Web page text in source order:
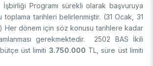
Funds
Programs
Collaborations
Programs
Programs
Programmes
Degree
Programı sürekli olarak başvuruya
toplama tarihleri belirlenmiştir. (31 Ocak, 31
Her dönem için söz konusu tarihlere kadar
gerekmektedir. 2502 BAS İkili
üst limiti 3.750.000 TL, süre üst limiti